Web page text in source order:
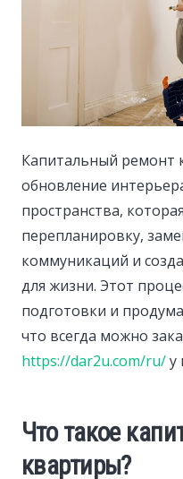
Капитальный ремонт
обновление
пространства,
перепланировку,
коммуникаций и
для жизни. Этот
подготовки и
что всегда можно
https://dar2u.com/ru/у
Что такое
квартиры?